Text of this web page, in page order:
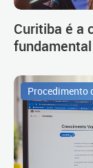
Curitiba é a
Procedimento